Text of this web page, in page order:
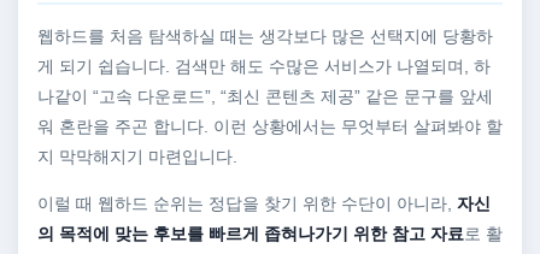
웹하드를 처음 탐색하실 때는 생각보다 많은 선택지에 당황하
게 되기 쉽습니다. 검색만 해도 수많은 서비스가 나열되며, 하
나같이 “고속 다운로드”, “최신 콘텐츠 제공” 같은 문구를 앞세
워 혼란을 주곤 합니다. 이런 상황에서는 무엇부터 살펴봐야 할
지 막막해지기 마련입니다.
이럴 때 웹하드 순위는 정답을 찾기 위한 수단이 아니라, 자신
의 목적에 맞는 후보를 빠르게 좁혀나가기 위한 참고 자료로 활